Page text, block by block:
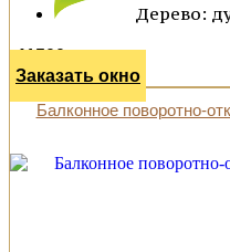
Дерево:
41500 р.
Заказать окно
Балконное поворотно-